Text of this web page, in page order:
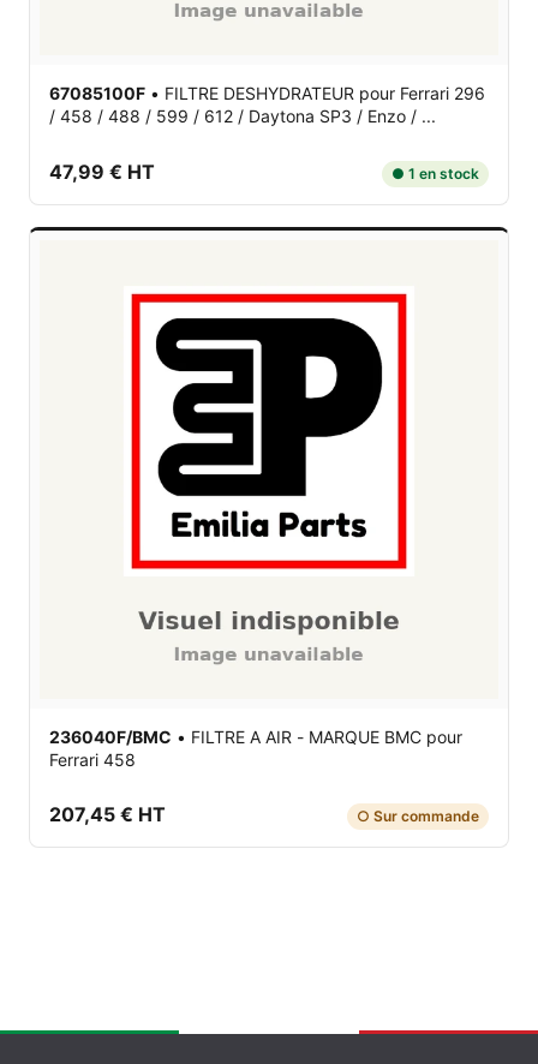
67085100F • FILTRE DESHYDRATEUR pour Ferrari 296
/ 458 / 488 / 599 / 612 / Daytona SP3 / Enzo / ...
47,99 € HT ● 1 en stock
236040F/BMC • FILTRE A AIR - MARQUE BMC pour
Ferrari 458
207,45 € HT ○ Sur commande